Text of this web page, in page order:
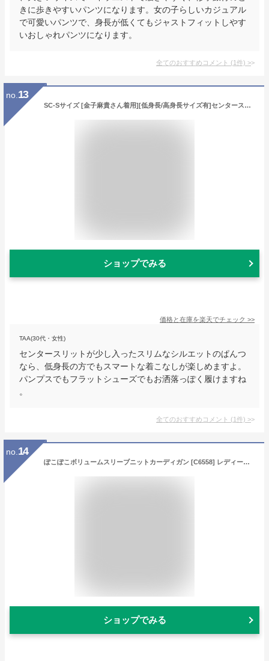
きに歩きやすいパンツになります。女の子らしいカジュアル
で可愛いパンツで、身長が低くてもジャストフィットしやす
いおしゃれパンツになります。
全てのおすすめコメント (1件) >
no. 13
SC-Sサイズ [金子麻貴さん着用][低身長/高身長サイズ有]センタースリットリサイクルデニム レディース 秋 冬 / パンツ デニムパンツ デニム ジーンズ ストレートパンツ ストレートデニム [Re:EDIT Green][リサイクルデニム]
ショップでみる
価格と在庫を楽天でチェック >>
TAA(30代・女性)
センタースリットが少し入ったスリムなシルエットのぱんつ
なら、低身長の方でもスマートな着こなしが楽しめますよ。
パンプスでもフラットシューズでもお洒落っぽく履けますね
。
全てのおすすめコメント (1件) >
no. 14
ぽこぽこボリュームスリーブニットカーディガン [C6558] レディース ポコポコ 素材 ぽわん袖 ショート丈 長袖 セーター 20代 30代 40代 クリスマス 立体感 可愛い 冬 秋 赤 レッド デート コーデ トップス ボリューミー 低身長 お出かけ 着映え お洒落 トレンド
ショップでみる